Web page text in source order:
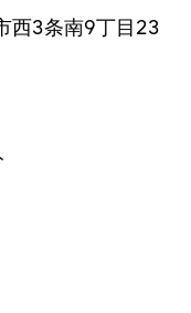
西3条南9丁目23